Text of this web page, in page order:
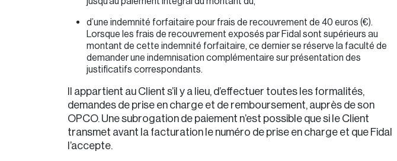
d’une indemnité forfaitaire pour frais de recouvrement de 40 euros (€).
Lorsque les frais de recouvrement exposés par Fidal sont supérieurs au
montant de cette indemnité forfaitaire, ce dernier se réserve la faculté de
demander une indemnisation complémentaire sur présentation des
justificatifs correspondants.
Il appartient au Client s’il y a lieu, d’effectuer toutes les formalités,
demandes de prise en charge et de remboursement, auprès de son
OPCO. Une subrogation de paiement n’est possible que si le Client
transmet avant la facturation le numéro de prise en charge et que Fidal
l’accepte.